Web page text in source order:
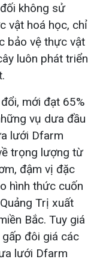
không sử
vật hoá học, chỉ
bảo vệ thực vật
luôn phát triển
mới đạt 65%
vụ dưa đầu
lưới Dfarm
trọng lượng từ
đậm vị đặc
hình thức cuốn
Trị xuất
Bắc. Tuy giá
đôi giá các
lưới Dfarm